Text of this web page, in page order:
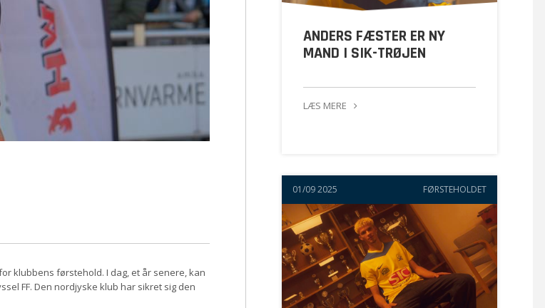
klubbens førstehold. I dag, et år senere, kan
FF. Den nordjyske klub har sikret sig den
ANDERS FÆSTER ER NY
MAND I SIK-TRØJEN
LÆS MERE
01/09 2025 FØRSTEHOLDET